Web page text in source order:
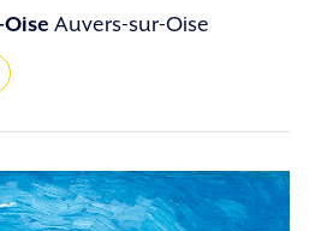
OiseAuvers-sur-Oise